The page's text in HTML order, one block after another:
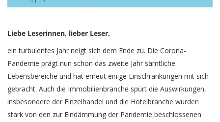
Liebe Leserinnen, lieber Leser,
ein turbulentes Jahr neigt sich dem Ende zu. Die Corona-
Pandemie prägt nun schon das zweite Jahr sämtliche
Lebensbereiche und hat erneut einige Einschränkungen mit sich
gebracht. Auch die Immobilienbranche spürt die Auswirkungen,
insbesondere der Einzelhandel und die Hotelbranche wurden
stark von den zur Eindämmung der Pandemie beschlossenen